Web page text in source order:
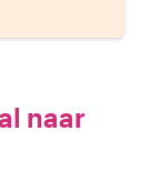
naar